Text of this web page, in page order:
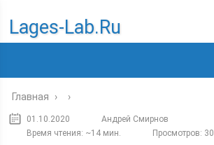
Lages-Lab.ru
Главная › ›
01.10.2020
Андрей Смирнов
Время чтения: ~14 мин.
Просмотров: 30